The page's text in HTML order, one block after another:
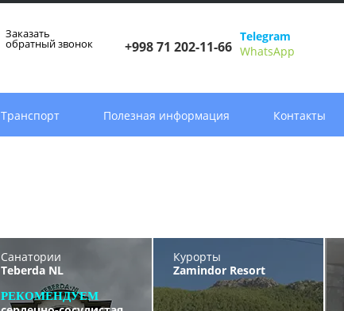
Заказать
обратный звонок +998 71 202-11-66
Telegram
WhatsApp
Транспорт Полезная информация Контакты
Санатории
Teberda NL
РЕКОМЕНДУЕМ
Курорты
Zamindor Resort